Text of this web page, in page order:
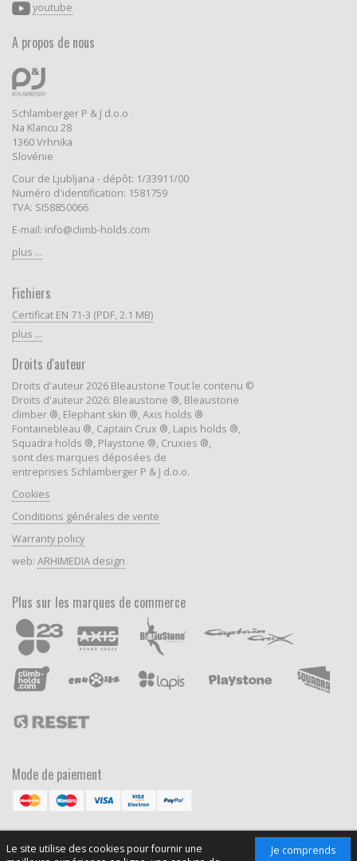
Je comprends
Le site utilise des cookies pour fournir une
youtube
A propos de nous
Schlamberger P & J d.o.o
Na Klancu 28
1360 Vrhnika
Slovénie
Cour de Ljubljana - dépôt: 1/33911/00
Numéro d'identification: 1581759
TVA: SI58850066
E-mail: info@climb-holds.com
plus ...
Fichiers
Certificat EN 71-3 (PDF, 2.1 MB)
plus ...
Droits d'auteur
Droits d'auteur 2026 Bleaustone Tout le contenu ©
Droits d'auteur 2026: Bleaustone ®, Bleaustone
climber ®, Elephant skin ®, Axis holds ®
Fontainebleau ®, Captain Crux ®, Lapis holds ®,
Squadra holds ®, Playstone ®, Cruxies ®,
sont des marques déposées de
entreprises Schlamberger P & J d.o.o.
Cookies
Conditions générales de vente
Warranty policy
web: ARHIMEDIA design
Plus sur les marques de commerce
Mode de paiement